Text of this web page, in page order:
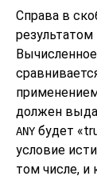
Справа в
результатом
должен
ANY будет «
условие
том числе, и